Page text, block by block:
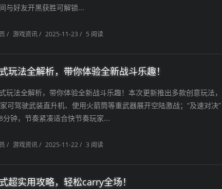
与好友开黑获胜可解锁...
/ 游戏资讯 / 2025-11-23 / 5 阅读
玩法全解析，带你体验全新战斗乐趣！
玩法全解析，带你体验全新战斗乐趣！本次更新推出多款创意玩法，
可驾驶武装直升机、使用火箭筒等重武器展开空陆激战；“及速对决”
钟，节奏紧凑适合快节奏玩家...
/ 游戏资讯 / 2025-11-22 / 3 阅读
超实用攻略，轻松carry全场！